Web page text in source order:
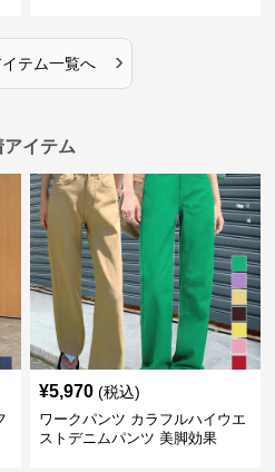
イテム一覧へ ›
イテム
¥5,970 (税込)
ワークパンツ カラフルハイウエ
ストデニムパンツ 美脚効果